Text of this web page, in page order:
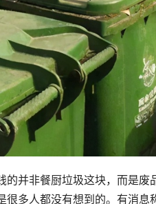
的并非餐厨垃圾这块，而是
很多人都没有想到的。有消